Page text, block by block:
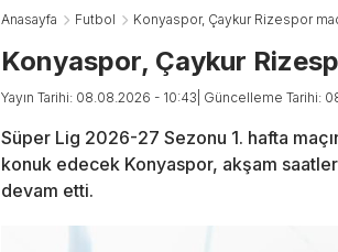
Anasayfa Futbol Konyaspor, Çaykur Rizespor
Konyaspor, Çaykur
Yayın Tarihi: 08.08.2026 - 10:43 | Güncelleme Tarihi:
Süper Lig 2026-27 Sezonu 1. hafta
konuk edecek Konyaspor, akşam
devam etti.